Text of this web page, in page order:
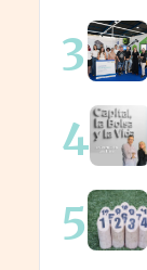
3
4
5